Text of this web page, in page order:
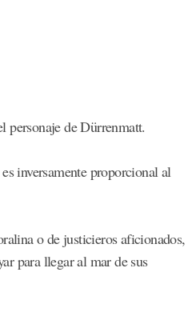
personaje de Dürrenmatt.
inversamente proporcional al
o de justicieros aficionados,
para llegar al mar de sus